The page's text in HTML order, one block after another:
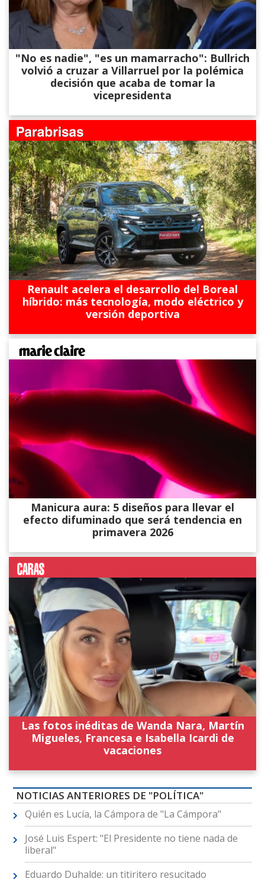
"No es nadie", "es un mamarracho": Bullrich
volvió a cruzar a Villarruel por la polémica
decisión que acaba de tomar la
vicepresidenta
Renault acelera el desarrollo del Boreal
híbrido: más tecnología, modo eléctrico y
versión deportiva
Manicura aura: 5 diseños para llevar el
efecto difuminado que será tendencia en
primavera 2026
Las fotos inéditas de Wanda Nara, Martín
Migueles, Francesa e Isabella Icardi de
vacaciones
NOTICIAS ANTERIORES DE "POLÍTICA"
Quién es Lucía, la Cámpora de "La Cámpora"
José Luis Espert: "El Presidente no tiene nada de
liberal"
Eduardo Duhalde: un titiritero resucitado